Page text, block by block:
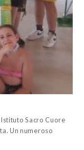
Sacro Cuore
Un numeroso